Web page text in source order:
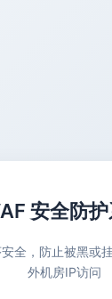
安全防
全，防止被黑或
外机房IP访问